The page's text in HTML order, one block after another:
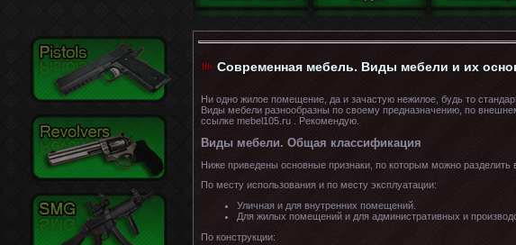
Современная мебель. Виды мебели и их
Ни одно жилое помещение, да и зачастую нежилое, будь то
Виды мебели разнообразны по своему предназначению, по
ссылке mebel105.ru . Рекомендую.
Виды мебели. Общая классификация
Ниже приведены основные признаки, по которым можно
По месту использования и по месту эксплуатации:
Уличная и для внутренних помещений.
Для жилых помещений и для административных и
По конструкции: